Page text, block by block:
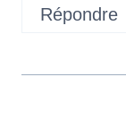
Répondre